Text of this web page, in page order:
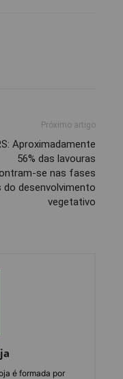
Próximo artigo
Aproximadamente
56% das lavouras
se nas fases
do desenvolvimento
vegetativo
é formada por